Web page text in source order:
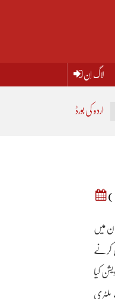
لاگ اِن
اردو کی بورڈ
(
ہندوستان میں
کرنے
کیا
وہ کنٹرولر آف ملٹری